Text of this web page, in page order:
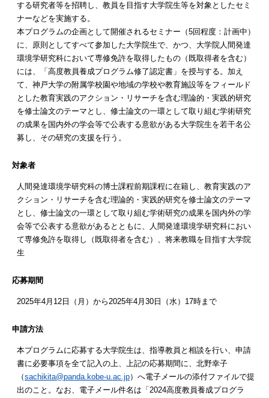
する研究者等を招聘し、教員を目指す大学院生等を対象としたセミ
ナーなどを実施する。
本プログラムの企画として開催されるセミナー（5回程度：計画中）
に、原則としてすべて参加した大学院生で、かつ、大学院人間発達
環境学研究科において専修免許を取得したもの（既取得者を含む）
には、「高度教員養成プログラム修了認定書」を授与する。加え
て、神戸大学の附属学校園や地域の学校や教育施設等をフィールド
とした教育実践のアクション・リサーチを含む理論的・実践的研究
を修士論文のテーマとし、修士論文の一環として取り組む学術研究
の成果を国内外の学会等で公表する意欲がある大学院生を若干名公
募し、その研究の支援を行う。
対象者
人間発達環境学研究科の博士課程前期課程に在籍し、教育実践のア
クション・リサーチを含む理論的・実践的研究を修士論文のテーマ
とし、修士論文の一環として取り組む学術研究の成果を国内外の学
会等で公表する意欲があるとともに、人間発達環境学研究科におい
て専修免許を取得し（既取得者を含む）、将来教職を目指す大学院
生
応募期間
2025年4月12日（月）から2025年4月30日（水）17時まで
申請方法
本プログラムに応募する大学院生は、指導教員と相談を行い、申請
書に必要事項を全て記入の上、上記の応募期間に、北野幸子
（sachikita@panda.kobe-u.ac.jp）へ電子メールの添付ファイルで提
出のこと。なお、電子メール件名は「2024高度教員養成プログラ